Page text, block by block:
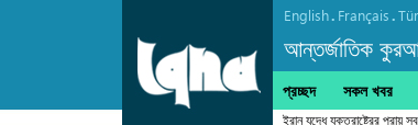
English. Français.
আন্তর্জাতিক
প্রচ্ছদ সকল খবর